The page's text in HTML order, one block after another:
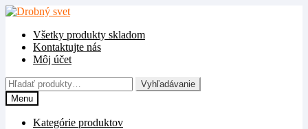
Preskočiť
navigáciu
Preskočiť
obsah
Všetky produkty skladom
Kontaktujte nás
Môj účet
Hľadať:
Vyhľadávanie
Menu
Kategórie produktov